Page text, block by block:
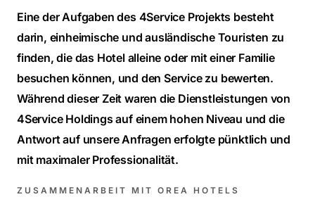
Eine der Aufgaben des 4Service Projekts besteht
darin, einheimische und ausländische Touristen zu
finden, die das Hotel alleine oder mit einer Familie
besuchen können, und den Service zu bewerten.
Während dieser Zeit waren die Dienstleistungen von
4Service Holdings auf einem hohen Niveau und die
Antwort auf unsere Anfragen erfolgte pünktlich und
mit maximaler Professionalität.
ZUSAMMENARBEIT MIT OREA HOTELS